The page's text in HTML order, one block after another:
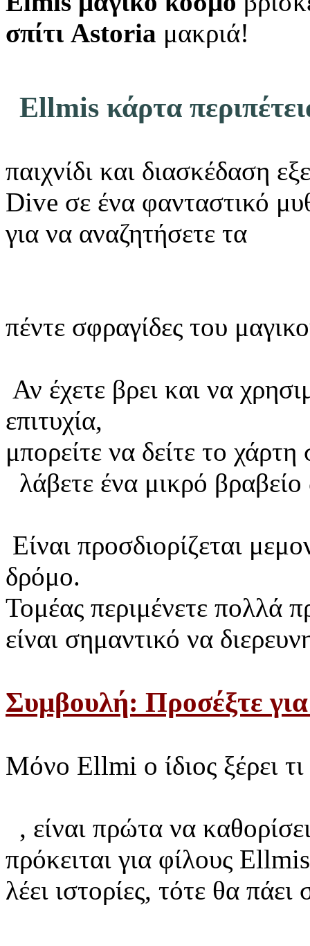
σπίτι Astoria μακριά!
Ellmis κάρτα
παιχνίδι και διασκέδαση
Dive σε ένα φανταστικό
για να αναζητήσετε τα
πέντε σφραγίδες του
Αν έχετε βρει και να
επιτυχία,
μπορείτε να δείτε το
λάβετε ένα μικρό
Είναι προσδιορίζεται
δρόμο.
Τομέας περιμένετε πολλά
είναι σημαντικό να
Συμβουλή: Προσέξτε
Μόνο Ellmi ο ίδιος ξέρει
, είναι πρώτα να
πρόκειται για φίλους
λέει ιστορίες, τότε θα πάει